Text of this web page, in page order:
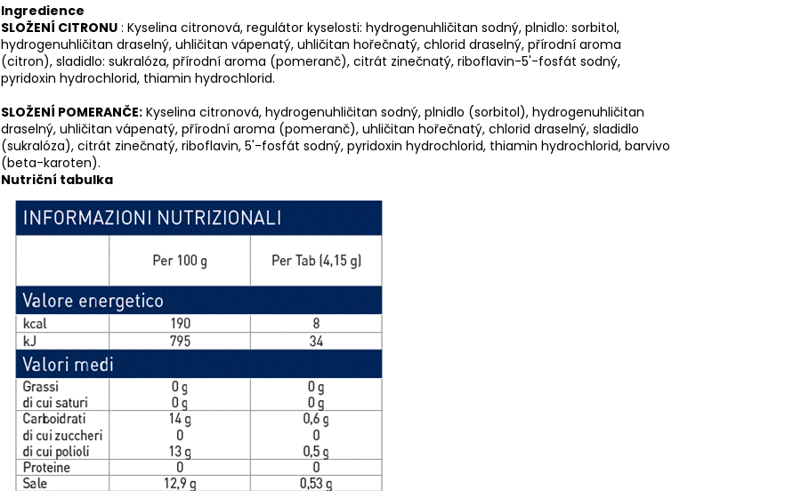
Ingredience
SLOŽENÍ CITRONU : Kyselina citronová, regulátor kyselosti: hydrogenuhličitan sodný, plnidlo: sorbitol,
hydrogenuhličitan draselný, uhličitan vápenatý, uhličitan hořečnatý, chlorid draselný, přírodní aroma
(citron), sladidlo: sukralóza, přírodní aroma (pomeranč), citrát zinečnatý, riboflavin-5'-fosfát sodný,
pyridoxin hydrochlorid, thiamin hydrochlorid.
SLOŽENÍ POMERANČE: Kyselina citronová, hydrogenuhličitan sodný, plnidlo (sorbitol), hydrogenuhličitan
draselný, uhličitan vápenatý, přírodní aroma (pomeranč), uhličitan hořečnatý, chlorid draselný, sladidlo
(sukralóza), citrát zinečnatý, riboflavin, 5'-fosfát sodný, pyridoxin hydrochlorid, thiamin hydrochlorid, barvivo
(beta-karoten).
Nutriční tabulka